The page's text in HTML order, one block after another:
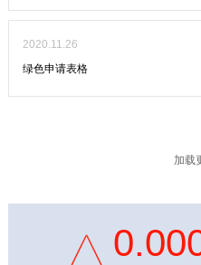
2020.11.26
绿色申请表格
加载